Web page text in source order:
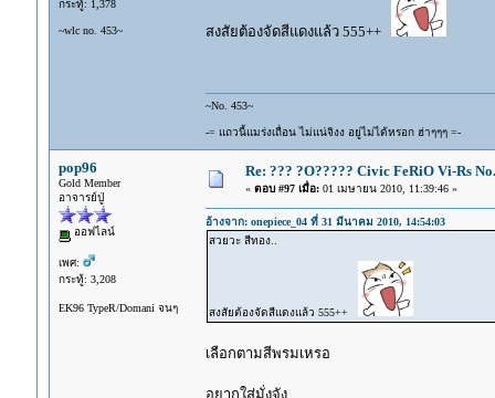
กระทู้: 1,378
~wlc no. 453~ สงสัยต้องจัดสีแดงแล้ว 555++
~No. 453~
-= แถวนี้แมร่งเถื่อน ไม่แน่จิงง อยู่ไม่ได้หรอก ฮ่าๆๆๆ =-
pop96
Gold Member
อาจารย์ปู่
ออฟไลน์
เพศ:
กระทู้: 3,208
EK96 TypeR/Domani จนๆ
Re: ??? ?O????? Civic FeRiO Vi-Rs
« ตอบ #97 เมื่อ:01 เมษายน 2010, 11:39:46 »
อ้างจาก: onepiece_04 ที่ 31 มีนาคม 2010, 14:54:03
สวยวะ สีทอง..
สงสัยต้องจัดสีแดงแล้ว 555++
เลือกตามสีพรมเหรอ
อยากใส่มั่งจัง